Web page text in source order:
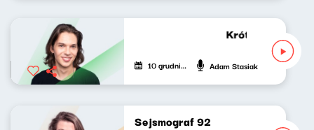
Krótkie
10 grudnia 2022 Adam Stasiak
Sejsmograf 92